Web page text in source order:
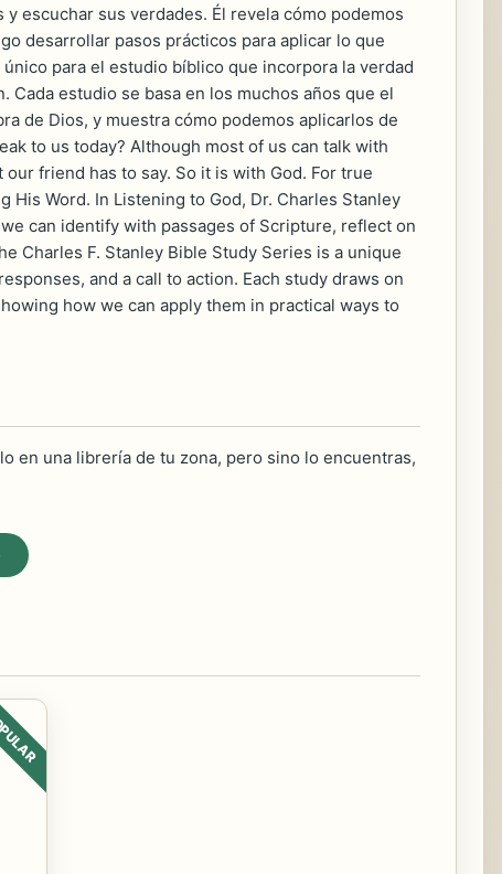
escuchar sus verdades. Él revela cómo podemos
desarrollar pasos prácticos para aplicar lo que
para el estudio bíblico que incorpora la verdad
estudio se basa en los muchos años que el
de Dios, y muestra cómo podemos aplicarlos de
to us today? Although most of us can talk with
friend has to say. So it is with God. For true
Word. In Listening to God, Dr. Charles Stanley
can identify with passages of Scripture, reflect on
Charles F. Stanley Bible Study Series is a unique
and a call to action. Each study draws on
how we can apply them in practical ways to
en una librería de tu zona, pero sino lo encuentras,